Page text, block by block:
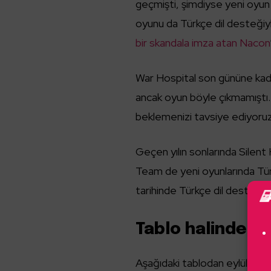
geçmişti, şimdiyse yeni
oyunu da Türkçe dil
bir skandala imza atan Nacon
War Hospital son gününe
ancak oyun böyle
beklemenizi tavsiye
Geçen yılın sonlarında
Team de yeni oyunlarında
tarihinde Türkçe dil
Tablo halinde
Aşağıdaki tablodan eylül